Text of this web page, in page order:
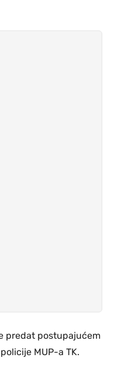
predat postupajućem
MUP-a TK.